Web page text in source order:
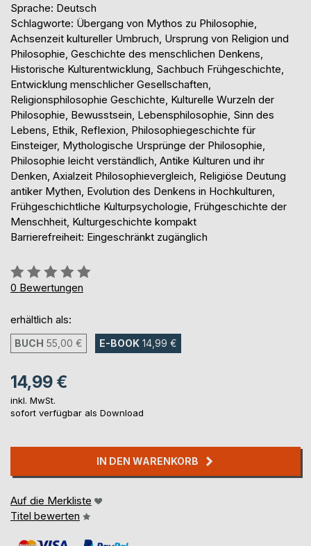
Sprache: Deutsch
Schlagworte: Übergang von Mythos zu Philosophie,
Achsenzeit kultureller Umbruch, Ursprung von Religion und
Philosophie, Geschichte des menschlichen Denkens,
Historische Kulturentwicklung, Sachbuch Frühgeschichte,
Entwicklung menschlicher Gesellschaften,
Religionsphilosophie Geschichte, Kulturelle Wurzeln der
Philosophie, Bewusstsein, Lebensphilosophie, Sinn des
Lebens, Ethik, Reflexion, Philosophiegeschichte für
Einsteiger, Mythologische Ursprünge der Philosophie,
Philosophie leicht verständlich, Antike Kulturen und ihr
Denken, Axialzeit Philosophievergleich, Religiöse Deutung
antiker Mythen, Evolution des Denkens in Hochkulturen,
Frühgeschichtliche Kulturpsychologie, Frühgeschichte der
Menschheit, Kulturgeschichte kompakt
Barrierefreiheit: Eingeschränkt zugänglich
Bewertung::
0%
0 Bewertungen
erhältlich als:
BUCH 55,00 € E-BOOK 14,99 €
14,99 €
inkl. MwSt.
sofort verfügbar als Download
IN DEN WARENKORB
Auf die Merkliste
Titel bewerten